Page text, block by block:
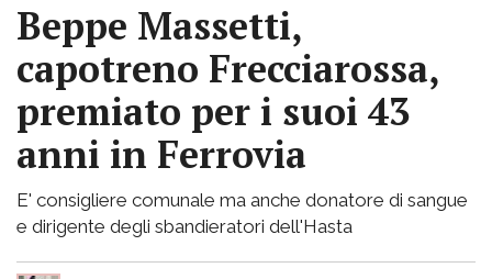
Beppe Massetti,
capotreno Frecciarossa,
premiato per i suoi 43
anni in Ferrovia
E' consigliere comunale ma anche donatore di sangue
e dirigente degli sbandieratori dell'Hasta